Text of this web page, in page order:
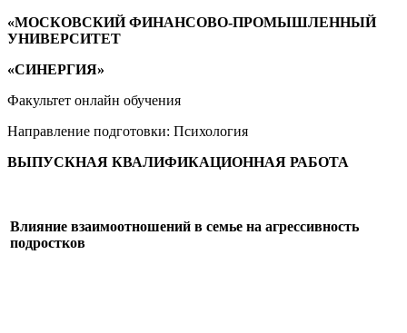
«МОСКОВСКИЙ ФИНАНСОВО-ПРОМЫШЛЕННЫЙ
УНИВЕРСИТЕТ
«СИНЕРГИЯ»
Факультет онлайн обучения
Направление подготовки: Психология
ВЫПУСКНАЯ КВАЛИФИКАЦИОННАЯ РАБОТА
Влияние взаимоотношений в семье на агрессивность
подростков